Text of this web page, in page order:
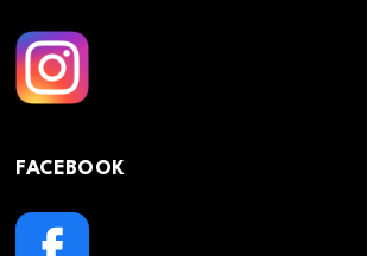
FACEBOOK